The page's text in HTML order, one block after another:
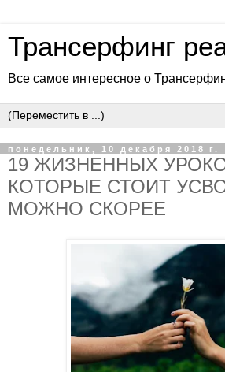
Трансерфинг
Все самое интересное о
понедельник, 10 декабря 2018 г.
19 ЖИЗНЕННЫХ
КОТОРЫЕ СТОИТ
МОЖНО СКОРЕЕ